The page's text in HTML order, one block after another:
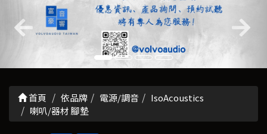
首頁 依品牌 電源/調音
IsoAcoustics
喇叭/器材 腳墊